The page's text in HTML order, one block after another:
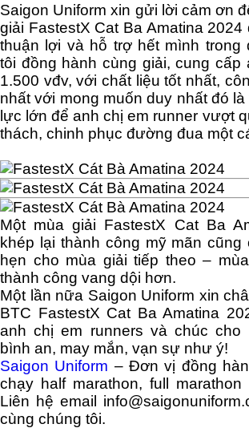
Saigon Uniform xin gửi lời cảm ơn
giải FastestX Cat Ba Amatina 2024
thuận lợi và hỗ trợ hết mình trong
tôi đồng hành cùng giải, cung cấp
1.500 vđv, với chất liệu tốt nhất,
nhất với mong muốn duy nhất đó là
lực lớn để anh chị em runner vượt
thách, chinh phục đường đua một
Một mùa giải FastestX Cat Ba
khép lại thành công mỹ mãn cũng
hẹn cho mùa giải tiếp theo –
thành công vang dội hơn.
Một lần nữa Saigon Uniform xin
BTC FastestX Cat Ba Amatina
anh chị em runners và chúc cho
bình an, may mắn, vạn sự như ý!
Saigon Uniform – Đơn vị đồng
chạy half marathon, full marathon
Liên hệ email
cùng chúng tôi.